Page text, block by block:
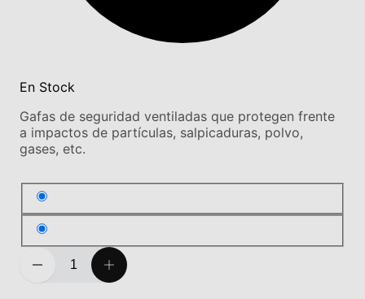
En Stock
Gafas de seguridad ventiladas que protegen frente
a impactos de partículas, salpicaduras, polvo,
gases, etc.